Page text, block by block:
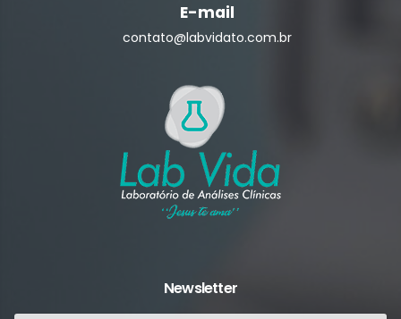
E-mail
contato@labvidato.com.br
Newsletter